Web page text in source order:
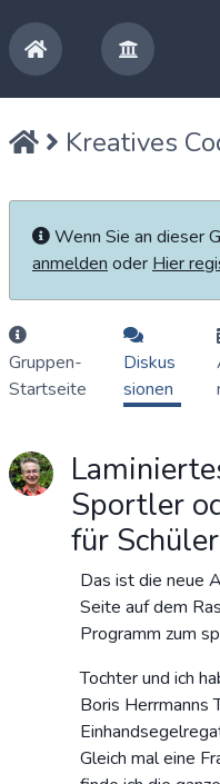
Kreatives
Wenn Sie an dieser
anmelden oder Hier
Gruppen-
Startseite
Diskus
sionen
Sportler
für
Das ist die neue
Seite auf dem
Programm zum
Tochter und ich
Boris Herrmanns
Gleich mal eine